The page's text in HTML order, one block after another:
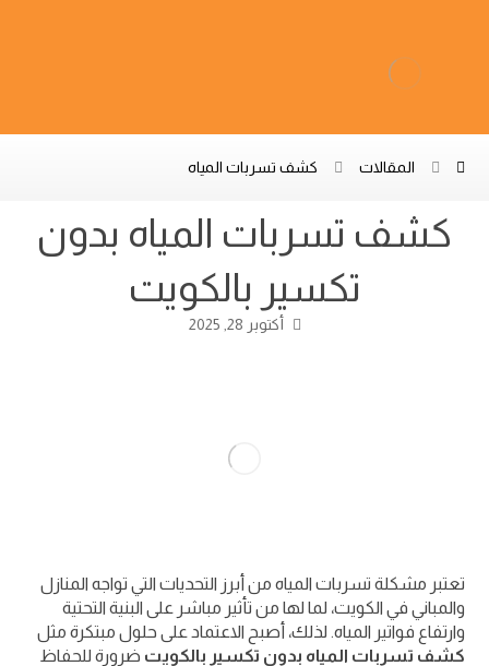
المقالات كشف تسربات المياه
كشف تسربات المياه بدون
تكسير بالكويت
أكتوبر 28, 2025
تعتبر مشكلة تسربات المياه من أبرز التحديات التي تواجه المنازل
والمباني في الكويت، لما لها من تأثير مباشر على البنية التحتية
وارتفاع فواتير المياه. لذلك، أصبح الاعتماد على حلول مبتكرة مثل
كشف تسربات المياه بدون تكسير بالكويت ضرورة للحفاظ